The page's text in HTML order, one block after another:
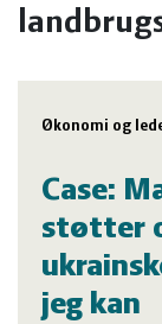
Økonomi og
Case:
støtter
jeg kan